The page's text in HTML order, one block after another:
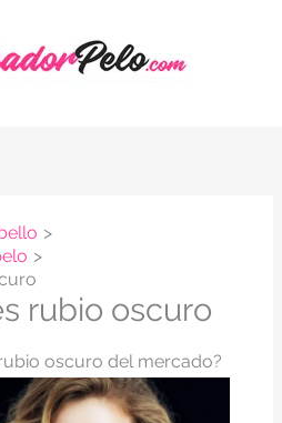
rubio oscuro
oscuro del mercado?